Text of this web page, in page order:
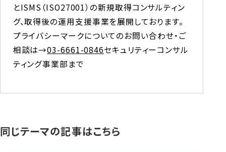
とISMS（ISO27001）の新規取得コンサルティン
グ、取得後の運用支援事業を展開しております。
プライバシーマークについてのお問い合わせ・ご
相談は→03-6661-0846セキュリティーコンサル
ティング事業部まで
同じテーマの記事はこちら